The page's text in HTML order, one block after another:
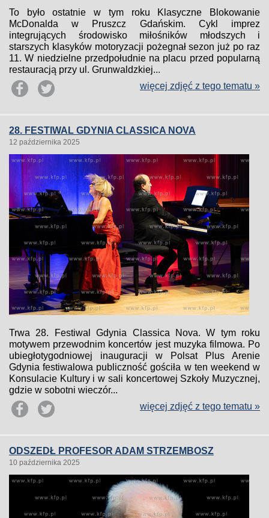
To było ostatnie w tym roku Klasyczne Blokowanie
McDonalda w Pruszcz Gdańskim. Cykl imprez
integrujących środowisko miłośników młodszych i
starszych klasyków motoryzacji pożegnał sezon już po raz
11. W niedzielne przedpołudnie na placu przed popularną
restauracją przy ul. Grunwaldzkiej...
więcej zdjęć z tego tematu »
28. FESTIWAL GDYNIA CLASSICA NOVA
12 października 2025
Trwa 28. Festiwal Gdynia Classica Nova. W tym roku
motywem przewodnim koncertów jest muzyka filmowa. Po
ubiegłotygodniowej inauguracji w Polsat Plus Arenie
Gdynia festiwalowa publiczność gościła w ten weekend w
Konsulacie Kultury i w sali koncertowej Szkoły Muzycznej,
gdzie w sobotni wieczór...
więcej zdjęć z tego tematu »
ODSZEDŁ PROFESOR ADAM STRZEMBOSZ
10 października 2025